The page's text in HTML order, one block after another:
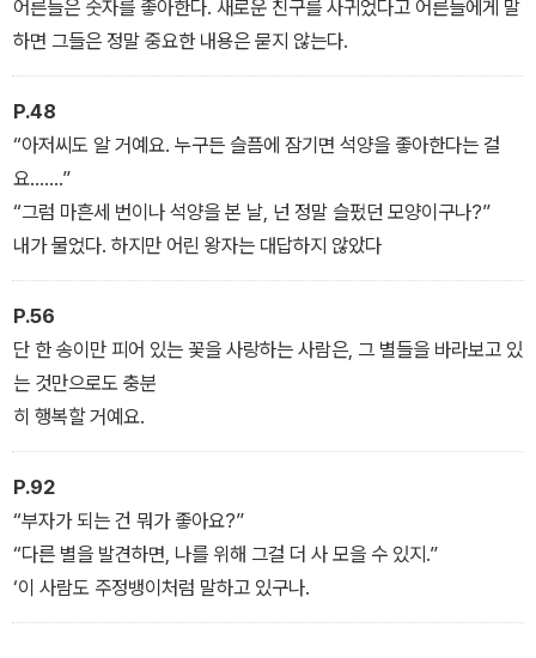
어른들은 숫자를 좋아한다. 새로운 친구를 사귀었다고 어른들에게 말
하면 그들은 정말 중요한 내용은 묻지 않는다.
P.48
“아저씨도 알 거예요. 누구든 슬픔에 잠기면 석양을 좋아한다는 걸
요…….”
“그럼 마흔세 번이나 석양을 본 날, 넌 정말 슬펐던 모양이구나?”
내가 물었다. 하지만 어린 왕자는 대답하지 않았다
P.56
단 한 송이만 피어 있는 꽃을 사랑하는 사람은, 그 별들을 바라보고 있
는 것만으로도 충분
히 행복할 거예요.
P.92
“부자가 되는 건 뭐가 좋아요?”
“다른 별을 발견하면, 나를 위해 그걸 더 사 모을 수 있지.”
‘이 사람도 주정뱅이처럼 말하고 있구나.